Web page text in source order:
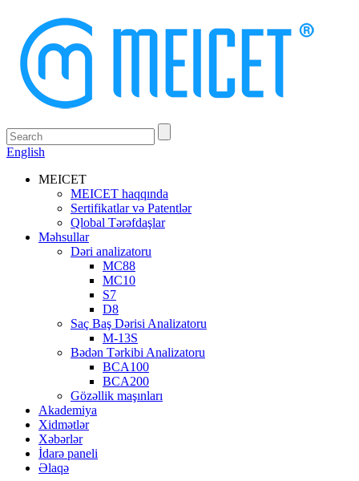
English
MEICET
MEICET haqqında
Sertifikatlar və Patentlər
Qlobal Tərəfdaşlar
Məhsullar
Dəri analizatoru
MC88
MC10
S7
D8
Saç Baş Dərisi Analizatoru
M-13S
Bədən Tərkibi Analizatoru
BCA100
BCA200
Gözəllik maşınları
Akademiya
Xidmətlər
Xəbərlər
İdarə paneli
Əlaqə